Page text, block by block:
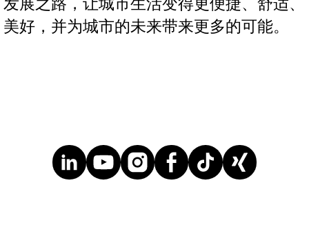
美好，并为城市的未来带来更多的可能。